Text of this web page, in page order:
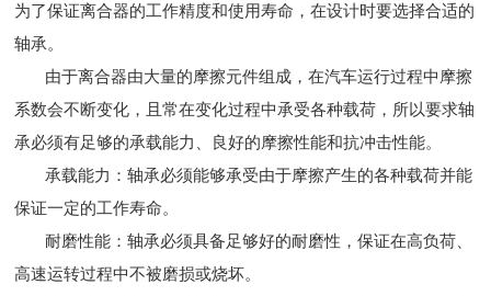
为了保证离合器的工作精度和使用寿命，在设计时要选择合适的
轴承。
由于离合器由大量的摩擦元件组成，在汽车运行过程中摩擦
系数会不断变化，且常在变化过程中承受各种载荷，所以要求轴
承必须有足够的承载能力、良好的摩擦性能和抗冲击性能。
承载能力：轴承必须能够承受由于摩擦产生的各种载荷并能
保证一定的工作寿命。
耐磨性能：轴承必须具备足够好的耐磨性，保证在高负荷、
高速运转过程中不被磨损或烧坏。